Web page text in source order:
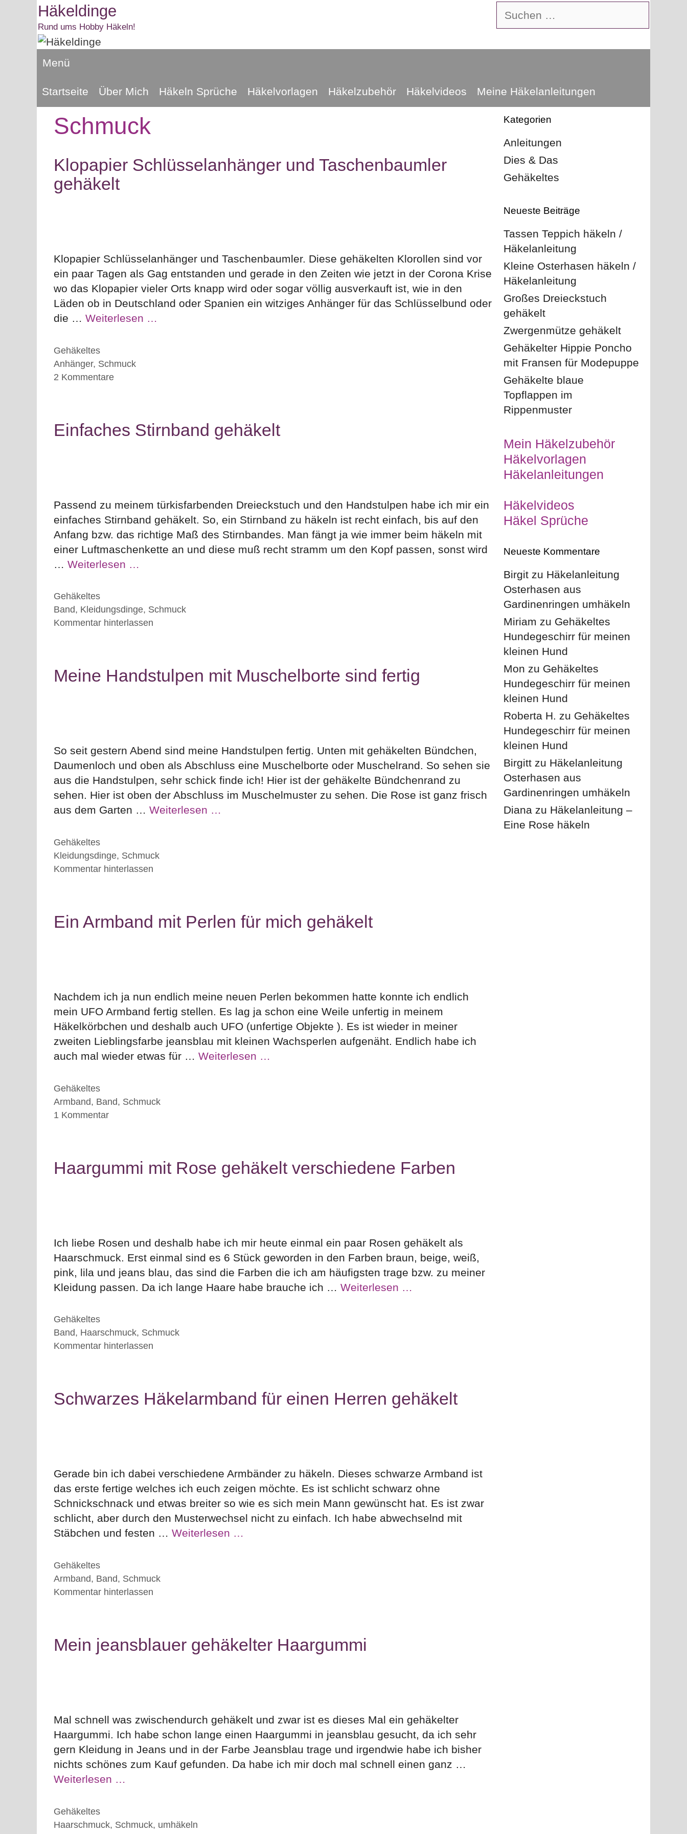
springen
Suchen
Häkeldinge
Rund ums Hobby Häkeln!
Menü
Startseite Über Mich Häkeln Sprüche Häkelvorlagen Häkelzubehör Häkelvideos Meine Häkelanleitungen
Schmuck
Klopapier Schlüsselanhänger und Taschenbaumler
gehäkelt
Klopapier Schlüsselanhänger und Taschenbaumler. Diese gehäkelten Klorollen sind vor
ein paar Tagen als Gag entstanden und gerade in den Zeiten wie jetzt in der Corona Krise
wo das Klopapier vieler Orts knapp wird oder sogar völlig ausverkauft ist, wie in den
Läden ob in Deutschland oder Spanien ein witziges Anhänger für das Schlüsselbund oder
die … Weiterlesen …
Kategorien
Gehäkeltes
Schlagwörter
Anhänger, Schmuck
2 Kommentare
Einfaches Stirnband gehäkelt
Passend zu meinem türkisfarbenden Dreieckstuch und den Handstulpen habe ich mir ein
einfaches Stirnband gehäkelt. So, ein Stirnband zu häkeln ist recht einfach, bis auf den
Anfang bzw. das richtige Maß des Stirnbandes. Man fängt ja wie immer beim häkeln mit
einer Luftmaschenkette an und diese muß recht stramm um den Kopf passen, sonst wird
… Weiterlesen …
Kategorien
Gehäkeltes
Schlagwörter
Band, Kleidungsdinge, Schmuck
Kommentar hinterlassen
Meine Handstulpen mit Muschelborte sind fertig
So seit gestern Abend sind meine Handstulpen fertig. Unten mit gehäkelten Bündchen,
Daumenloch und oben als Abschluss eine Muschelborte oder Muschelrand. So sehen sie
aus die Handstulpen, sehr schick finde ich! Hier ist der gehäkelte Bündchenrand zu
sehen. Hier ist oben der Abschluss im Muschelmuster zu sehen. Die Rose ist ganz frisch
aus dem Garten … Weiterlesen …
Kategorien
Gehäkeltes
Schlagwörter
Kleidungsdinge, Schmuck
Kommentar hinterlassen
Ein Armband mit Perlen für mich gehäkelt
Nachdem ich ja nun endlich meine neuen Perlen bekommen hatte konnte ich endlich
mein UFO Armband fertig stellen. Es lag ja schon eine Weile unfertig in meinem
Häkelkörbchen und deshalb auch UFO (unfertige Objekte ). Es ist wieder in meiner
zweiten Lieblingsfarbe jeansblau mit kleinen Wachsperlen aufgenäht. Endlich habe ich
auch mal wieder etwas für … Weiterlesen …
Kategorien
Gehäkeltes
Schlagwörter
Armband, Band, Schmuck
1 Kommentar
Haargummi mit Rose gehäkelt verschiedene Farben
Ich liebe Rosen und deshalb habe ich mir heute einmal ein paar Rosen gehäkelt als
Haarschmuck. Erst einmal sind es 6 Stück geworden in den Farben braun, beige, weiß,
pink, lila und jeans blau, das sind die Farben die ich am häufigsten trage bzw. zu meiner
Kleidung passen. Da ich lange Haare habe brauche ich … Weiterlesen …
Kategorien
Gehäkeltes
Schlagwörter
Band, Haarschmuck, Schmuck
Kommentar hinterlassen
Schwarzes Häkelarmband für einen Herren gehäkelt
Gerade bin ich dabei verschiedene Armbänder zu häkeln. Dieses schwarze Armband ist
das erste fertige welches ich euch zeigen möchte. Es ist schlicht schwarz ohne
Schnickschnack und etwas breiter so wie es sich mein Mann gewünscht hat. Es ist zwar
schlicht, aber durch den Musterwechsel nicht zu einfach. Ich habe abwechselnd mit
Stäbchen und festen … Weiterlesen …
Kategorien
Gehäkeltes
Schlagwörter
Armband, Band, Schmuck
Kommentar hinterlassen
Mein jeansblauer gehäkelter Haargummi
Mal schnell was zwischendurch gehäkelt und zwar ist es dieses Mal ein gehäkelter
Haargummi. Ich habe schon lange einen Haargummi in jeansblau gesucht, da ich sehr
gern Kleidung in Jeans und in der Farbe Jeansblau trage und irgendwie habe ich bisher
nichts schönes zum Kauf gefunden. Da habe ich mir doch mal schnell einen ganz …
Weiterlesen …
Kategorien
Gehäkeltes
Schlagwörter
Haarschmuck, Schmuck, umhäkeln
Kategorien
Anleitungen
Dies & Das
Gehäkeltes
Neueste Beiträge
Tassen Teppich häkeln /
Häkelanleitung
Kleine Osterhasen häkeln /
Häkelanleitung
Großes Dreieckstuch
gehäkelt
Zwergenmütze gehäkelt
Gehäkelter Hippie Poncho
mit Fransen für Modepuppe
Gehäkelte blaue
Topflappen im
Rippenmuster
Mein Häkelzubehör
Häkelvorlagen
Häkelanleitungen
Häkelvideos
Häkel Sprüche
Neueste Kommentare
Birgitzu Häkelanleitung
Osterhasen aus
Gardinenringen umhäkeln
Miriam zu Gehäkeltes
Hundegeschirr für meinen
kleinen Hund
Mon zu Gehäkeltes
Hundegeschirr für meinen
kleinen Hund
Roberta H. zu Gehäkeltes
Hundegeschirr für meinen
kleinen Hund
Birgittzu Häkelanleitung
Osterhasen aus
Gardinenringen umhäkeln
Dianazu Häkelanleitung –
Eine Rose häkeln